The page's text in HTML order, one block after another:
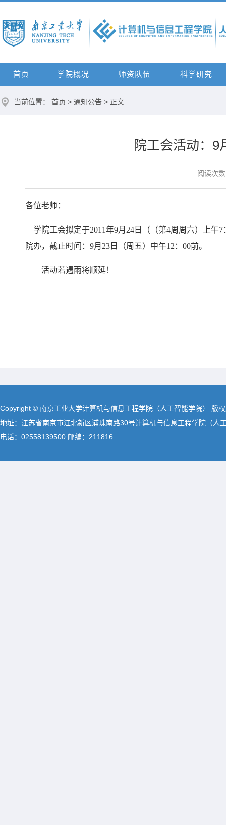
首页 学院概况 师资队伍 科学研究
当前位置： 首页 > 通知公告 > 正文
院工会活动：9
阅读次
各位老师：
学院工会拟定于2011年9月 24 日 （（第4周周六）上午7
院办，截止时间： 9月 23 日 （周五）中午12 ： 00前。
活动若遇雨将顺延！
Copyright © 南京工业大学计算机与信息工程学院（人工智能学院） 版
地址：江苏省南京市江北新区浦珠南路30号计算机与信息工程学院（人
电话：02558139500 邮编：211816